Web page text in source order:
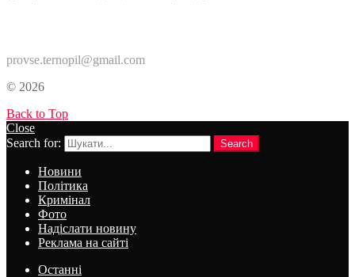
provse.ternopil@gmail.com
© 2026
Back to Top
Close
Search for:
Search
Новини
Політика
Кримінал
Фото
Надіслати новину
Реклама на сайті
Останні